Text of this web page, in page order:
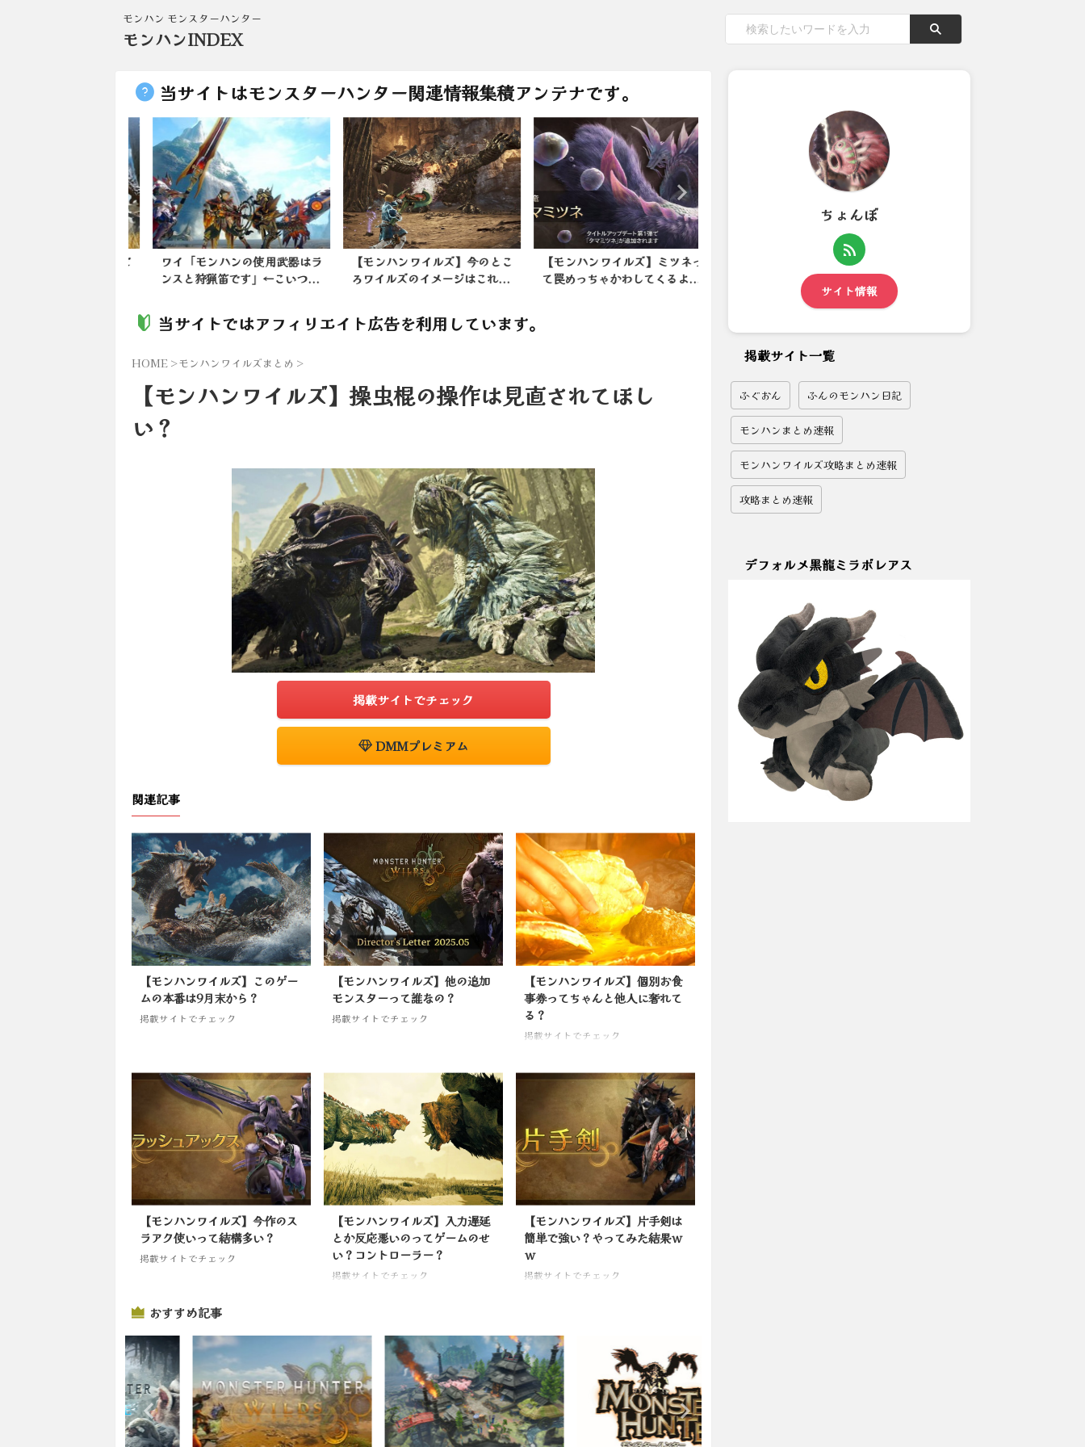
モンハン モンスターハンター
モンハンINDEX
当サイトはモンスターハンター関連情報集積アンテナです。
ワイ「モンハンの使用武器はラ
ンスと狩猟笛です」←こいつ...
【モンハンワイルズ】今のとこ
ろワイルズのイメージはこれ...
【モンハンワイルズ】ミツネっ
て罠めっちゃかわしてくるよ...
アイスボーン重ね着シリーズ
237：アイスボーン
当サイトではアフィリエイト広告を利用しています。
HOME >モンハンワイルズまとめ >
【モンハンワイルズ】操虫棍の操作は見直されてほし
い？
掲載サイトでチェック
DMMプレミアム
関連記事
【モンハンワイルズ】このゲー
ムの本番は9月末から？
掲載サイトでチェック
【モンハンワイルズ】他の追加
モンスターって誰なの？
掲載サイトでチェック
【モンハンワイルズ】個別お食
事券ってちゃんと他人に奢れて
る？
掲載サイトでチェック
【モンハンワイルズ】今作のス
ラアク使いって結構多い？
掲載サイトでチェック
【モンハンワイルズ】入力遅延
とか反応悪いのってゲームのせ
い？コントローラー？
掲載サイトでチェック
【モンハンワイルズ】片手剣は
簡単で強い？やってみた結果ｗ
ｗ
掲載サイトでチェック
おすすめ記事
ちょんぼ
サイト情報
掲載サイト一覧
ふぐおん ふんのモンハン日記
モンハンまとめ速報
モンハンワイルズ攻略まとめ速報
攻略まとめ速報
デフォルメ黒龍ミラボレアス